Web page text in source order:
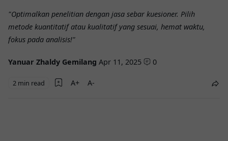
"Optimalkan penelitian dengan jasa sebar kuesioner. Pilih
metode kuantitatif atau kualitatif yang sesuai, hemat waktu,
fokus pada analisis!"
Yanuar Zhaldy Gemilang Apr 11, 2025 0
2 min read